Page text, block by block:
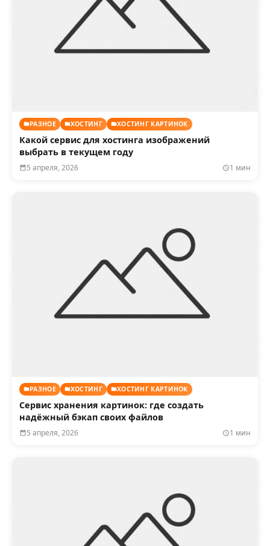
РАЗНОЕ ХОСТИНГ ХОСТИНГ КАРТИНОК
Какой сервис для хостинга изображений
выбрать в текущем году
5 апреля, 2026 1 мин
РАЗНОЕ ХОСТИНГ ХОСТИНГ КАРТИНОК
Сервис хранения картинок: где создать
надёжный бэкап своих файлов
5 апреля, 2026 1 мин